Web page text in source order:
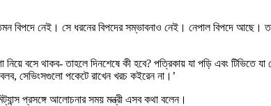
বিপদে নেই। সে ধরনের বিপদের সম্ভাবনাও নেই। নেপাল বিপদে আছে।
বসে থাকব- তাহলে দিনশেষে কী হবে? পত্রিকায় যা পড়ি এবং টিভিতে
সেভিংসগুলো পকেটে রাখেন খরচ কইরেন না।’
প্রসঙ্গে আলোচনার সময় মন্ত্রী এসব কথা বলেন।